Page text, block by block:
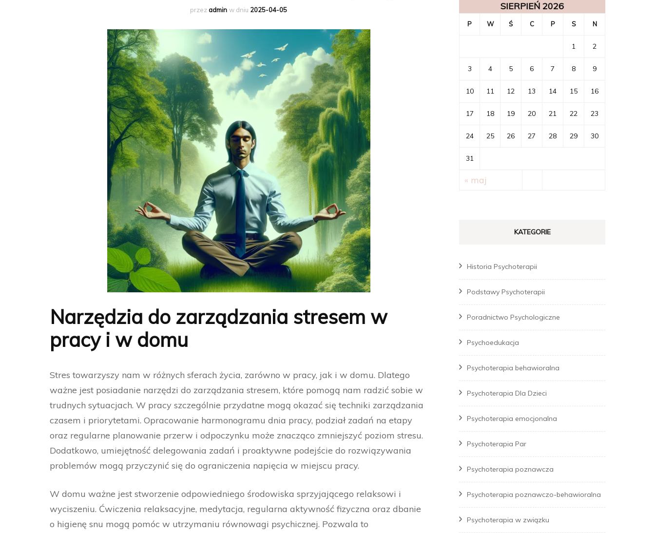
przezadmin w dniu 2025-04-05
Narzędzia do zarządzania stresem w
pracy i w domu
Stres towarzyszy nam w różnych sferach życia, zarówno w pracy, jak i w domu. Dlatego
ważne jest posiadanie narzędzi do zarządzania stresem, które pomogą nam radzić sobie w
trudnych sytuacjach. W pracy szczególnie przydatne mogą okazać się techniki zarządzania
czasem i priorytetami. Opracowanie harmonogramu dnia pracy, podział zadań na etapy
oraz regularne planowanie przerw i odpoczynku może znacząco zmniejszyć poziom stresu.
Dodatkowo, umiejętność delegowania zadań i proaktywne podejście do rozwiązywania
problemów mogą przyczynić się do ograniczenia napięcia w miejscu pracy.
W domu ważne jest stworzenie odpowiedniego środowiska sprzyjającego relaksowi i
wyciszeniu. Ćwiczenia relaksacyjne, medytacja, regularna aktywność fizyczna oraz dbanie
o higienę snu mogą pomóc w utrzymaniu równowagi psychicznej. Pozwala to
SIERPIEŃ 2026
P W Ś C P S N
1 2
3 4 5 6 7 8 9
10 11 12 13 14 15 16
17 18 19 20 21 22 23
24 25 26 27 28 29 30
31
« maj
KATEGORIE
Historia Psychoterapii
Podstawy Psychoterapii
Poradnictwo Psychologiczne
Psychoedukacja
Psychoterapia behawioralna
Psychoterapia Dla Dzieci
Psychoterapia emocjonalna
Psychoterapia Par
Psychoterapia poznawcza
Psychoterapia poznawczo-behawioralna
Psychoterapia w związku